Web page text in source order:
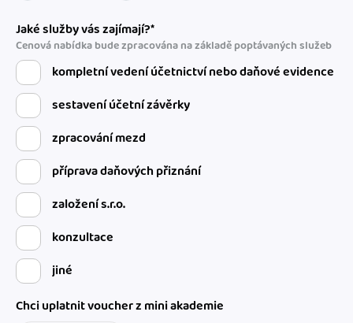
Jaké služby vás zajímají?*
Cenová nabídka bude zpracována na základě poptávaných služeb
kompletní vedení účetnictví nebo daňové evidence
sestavení účetní závěrky
zpracování mezd
příprava daňových přiznání
založení s.r.o.
konzultace
jiné
Chci uplatnit voucher z mini akademie